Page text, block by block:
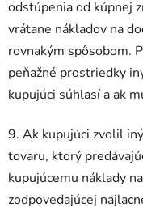
odstúpenia od kúpnej
vrátane nákladov na
rovnakým spôsobom.
peňažné prostriedky
kupujúci súhlasí a ak
9. Ak kupujúci zvolil
tovaru, ktorý
kupujúcemu náklady
zodpovedajúcej